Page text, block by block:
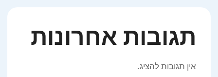
תגובות אחרונות
אין תגובות להציג.